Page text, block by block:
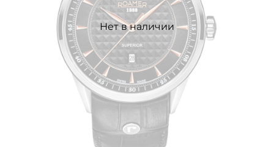
Нет в наличии